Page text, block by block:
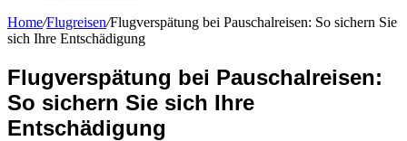
Home/Flugreisen/Flugverspätung bei Pauschalreisen: So sichern Sie
sich Ihre Entschädigung
Flugverspätung bei Pauschalreisen:
So sichern Sie sich Ihre
Entschädigung